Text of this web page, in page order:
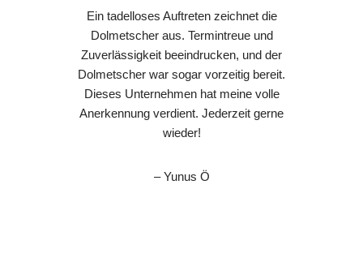
Ein tadelloses Auftreten zeichnet die
Dolmetscher aus. Termintreue und
Zuverlässigkeit beeindrucken, und der
Dolmetscher war sogar vorzeitig bereit.
Dieses Unternehmen hat meine volle
Anerkennung verdient. Jederzeit gerne
wieder!
– Yunus Ö